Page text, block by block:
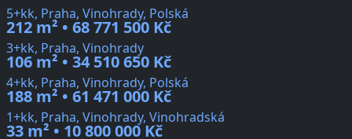
5+kk, Praha, Vinohrady, Polská
212 m² • 68 771 500 Kč
3+kk, Praha, Vinohrady
106 m² • 34 510 650 Kč
4+kk, Praha, Vinohrady, Polská
188 m² • 61 471 000 Kč
1+kk, Praha, Vinohrady, Vinohradská
33 m² • 10 800 000 Kč